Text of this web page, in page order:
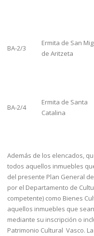
BA-2/3
Ermita de San
de Aritzeta
BA-2/4
Ermita de Santa
Catalina
Además de los elencados,
todos aquellos inmuebles
del presente Plan General
por el Departamento de
competente) como Bienes
aquellos inmuebles que
mediante su inscripción o
Patrimonio Cultural Vasco.